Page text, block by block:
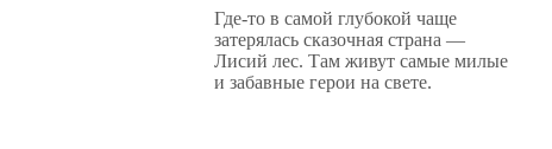
Где-то в самой глубокой чаще
затерялась сказочная страна —
Лисий лес. Там живут самые милые
и забавные герои на свете.